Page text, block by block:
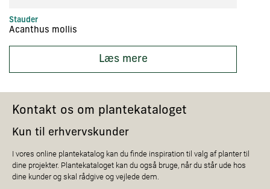
Stauder
Acanthus mollis
Læs mere
Kontakt os om plantekataloget
Kun til erhvervskunder
I vores online plantekatalog kan du finde inspiration til valg af planter til
dine projekter. Plantekataloget kan du også bruge, når du står ude hos
dine kunder og skal rådgive og vejlede dem.